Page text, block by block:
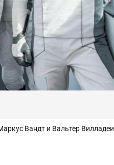
Вандт и Вальтер Вилладеи